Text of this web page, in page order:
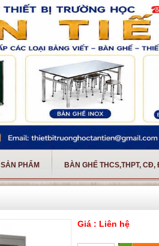
SẢN PHẨM BÀN GHẾ THCS,THPT, CĐ,
Giá : Liên hệ